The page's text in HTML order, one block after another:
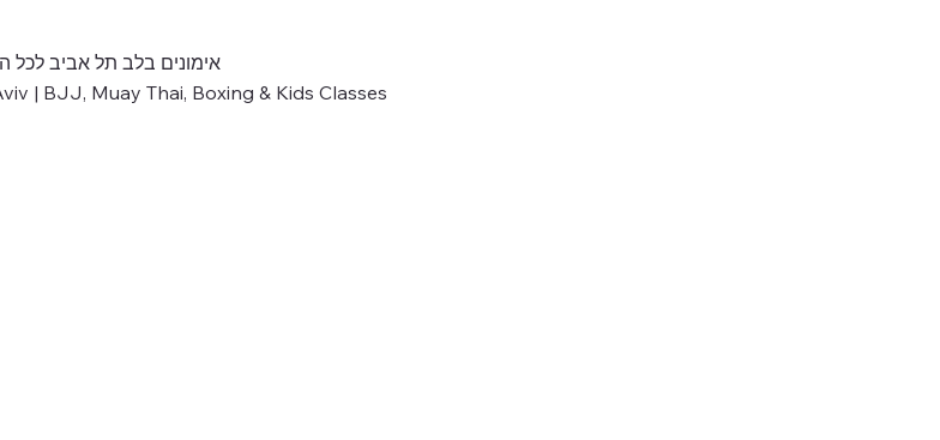
אימונים בלב תל אביב לכל
| BJJ, Muay Thai, Boxing & Kids Classes